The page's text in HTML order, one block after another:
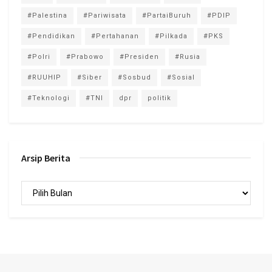
#Palestina #Pariwisata #PartaiBuruh #PDIP
#Pendidikan #Pertahanan #Pilkada #PKS
#Polri #Prabowo #Presiden #Rusia
#RUUHIP #Siber #Sosbud #Sosial
#Teknologi #TNI dpr politik
Arsip Berita